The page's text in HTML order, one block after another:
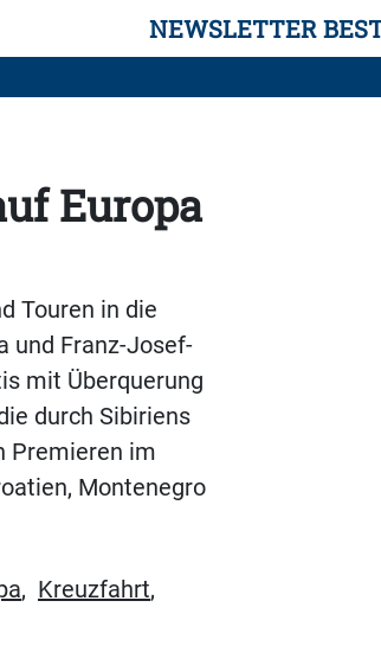
NEWSLETTER
Europa
Touren in die
und Franz-Josef-
mit Überquerung
durch Sibiriens
Premieren im
Montenegro
, Kreuzfahrt,